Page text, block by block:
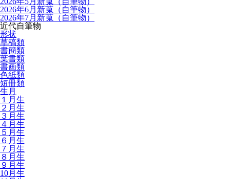
2026年6月新蒐（自筆物）
2026年7月新蒐（自筆物）
近代自筆物
形状
草稿類
書簡類
葉書類
書画類
色紙類
短冊類
生月
１月生
２月生
３月生
４月生
５月生
６月生
７月生
８月生
９月生
10月生